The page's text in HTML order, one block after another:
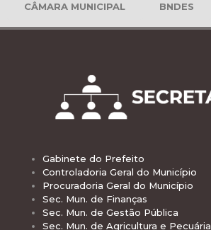
CÂMARA MUNICIPAL BNDES
Gabinete do Prefeito
Controladoria Geral do Município
Procuradoria Geral do Município
Sec. Mun. de Finanças
Sec. Mun. de Gestão Pública
Sec. Mun. de Agricultura e Pecuária